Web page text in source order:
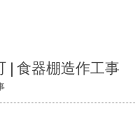
| 食器棚造作工事